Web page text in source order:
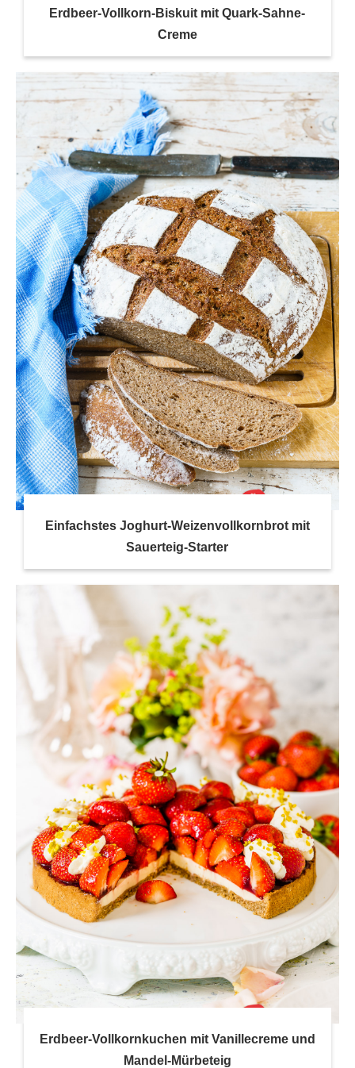
Erdbeer-Vollkorn-Biskuit mit Quark-Sahne-
Creme
Einfachstes Joghurt-Weizenvollkornbrot mit
Sauerteig-Starter
Erdbeer-Vollkornkuchen mit Vanillecreme und
Mandel-Mürbeteig